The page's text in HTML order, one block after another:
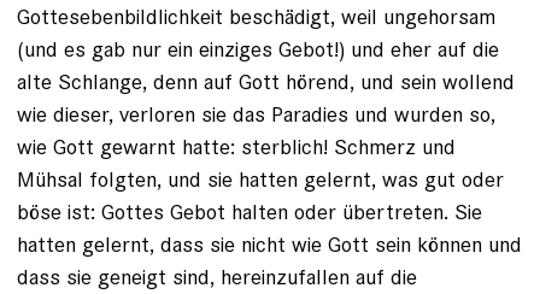
Gottesebenbildlichkeit beschädigt, weil ungehorsam
(und es gab nur ein einziges Gebot!) und eher auf die
alte Schlange, denn auf Gott hörend, und sein wollend
wie dieser, verloren sie das Paradies und wurden so,
wie Gott gewarnt hatte: sterblich! Schmerz und
Mühsal folgten, und sie hatten gelernt, was gut oder
böse ist: Gottes Gebot halten oder übertreten. Sie
hatten gelernt, dass sie nicht wie Gott sein können und
dass sie geneigt sind, hereinzufallen auf die